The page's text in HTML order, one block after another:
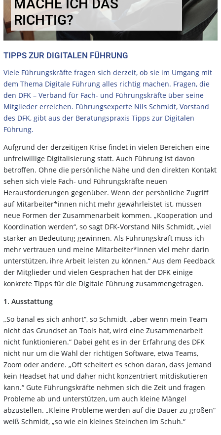
MACHE ICH DAS
RICHTIG?
TIPPS ZUR DIGITALEN FÜHRUNG
Viele Führungskräfte fragen sich derzeit, ob sie im Umgang mit
dem Thema Digitale Führung alles richtig machen. Fragen, die
den DFK – Verband für Fach- und Führungskräfte über seine
Mitglieder erreichen. Führungsexperte Nils Schmidt, Vorstand
des DFK, gibt aus der Beratungspraxis Tipps zur Digitalen
Führung.
Aufgrund der derzeitigen Krise findet in vielen Bereichen eine
unfreiwillige Digitalisierung statt. Auch Führung ist davon
betroffen. Ohne die persönliche Nähe und den direkten Kontakt
sehen sich viele Fach- und Führungskräfte neuen
Herausforderungen gegenüber. Wenn der persönliche Zugriff
auf Mitarbeiter*innen nicht mehr gewährleistet ist, müssen
neue Formen der Zusammenarbeit kommen. „Kooperation und
Koordination werden“, so sagt DFK-Vorstand Nils Schmidt, „viel
stärker an Bedeutung gewinnen. Als Führungskraft muss ich
mehr vertrauen und meine Mitarbeiter*innen viel mehr darin
unterstützen, ihre Arbeit leisten zu können.“ Aus dem Feedback
der Mitglieder und vielen Gesprächen hat der DFK einige
konkrete Tipps für die Digitale Führung zusammengetragen.
1. Ausstattung
„So banal es sich anhört“, so Schmidt, „aber wenn mein Team
nicht das Grundset an Tools hat, wird eine Zusammenarbeit
nicht funktionieren.“ Dabei geht es in der Erfahrung des DFK
nicht nur um die Wahl der richtigen Software, etwa Teams,
Zoom oder andere. „Oft scheitert es schon daran, dass jemand
kein Headset hat und daher nicht konzentriert mitdiskutieren
kann.“ Gute Führungskräfte nehmen sich die Zeit und fragen
Probleme ab und unterstützen, um auch kleine Mängel
abzustellen. „Kleine Probleme werden auf die Dauer zu großen“
weiß Schmidt, „so wie ein kleines Steinchen im Schuh.“